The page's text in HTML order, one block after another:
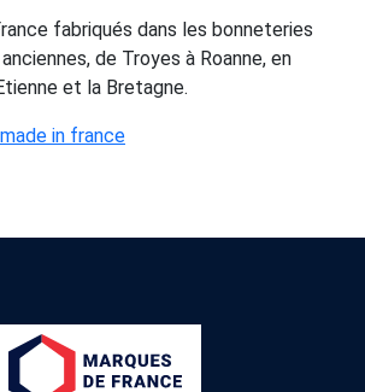
fabriqués dans les bonneteries
de Troyes à Roanne, en
et la Bretagne.
in france